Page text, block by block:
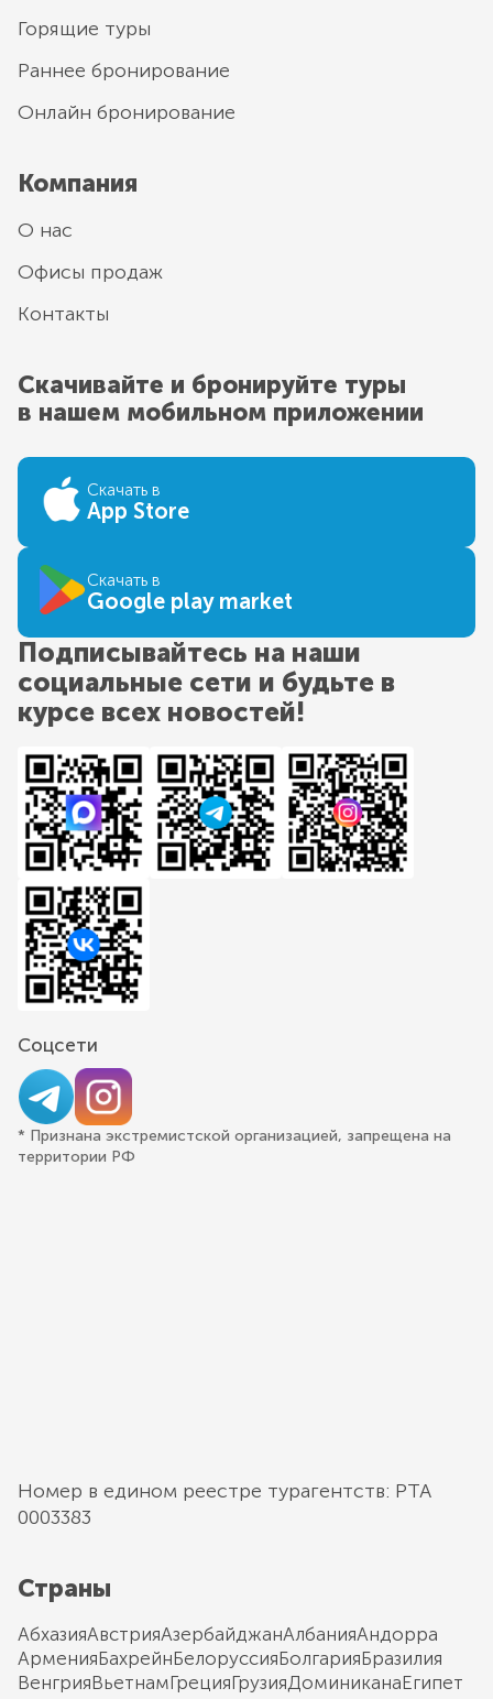
Горящие туры
Раннее бронирование
Онлайн бронирование
Компания
О нас
Офисы продаж
Контакты
Скачивайте и бронируйте туры
в нашем мобильном приложении
Скачать в
App Store
Скачать в
Google play market
Подписывайтесь на наши
социальные сети и будьте в
курсе всех новостей!
Соцсети
* Признана экстремистской организацией, запрещена на
территории РФ
Номер в едином реестре турагентств: РТА
0003383
Страны
АбхазияАвстрияАзербайджанАлбанияАндорра
АрменияБахрейнБелоруссияБолгарияБразилия
ВенгрияВьетнамГрецияГрузияДоминиканаЕгипет